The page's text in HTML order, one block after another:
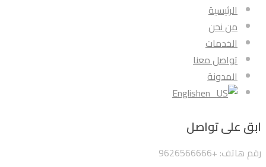
الرئيسية
من نحن
الخدمات
تواصل معنا
المدونة
English
ابق على تواصل
رقم هاتف: +9626566666